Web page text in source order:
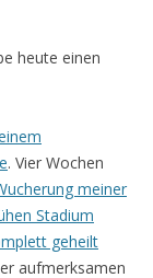
heute einen
. Vier Wochen
meiner
Stadium
geheilt
aufmerksamen